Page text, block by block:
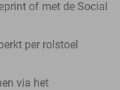
of met de Social
per rolstoel
via het